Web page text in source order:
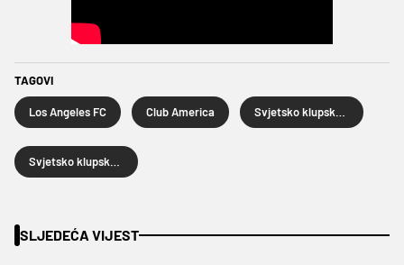
TAGOVI
Los Angeles FC Club America
SLJEDEĆA VIJEST